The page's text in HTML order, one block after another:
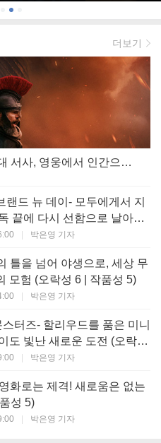
더보기
오디세이- IMAX로 부활한 고대 서사, 영웅에서 인간으로의 귀환 (오락성 9 | 작품성 9)
랜드 뉴 데이- 모두에게서 지
끝에 다시 선함으로 날아오
| 작품성 8)
박은영 기자
틀을 넘어 야생으로, 세상 무
모험 (오락성 6 | 작품성 5)
박은영 기자
터즈- 할리우드를 품은 미니
빛난 새로운 도전 (오락성
박은영 기자
화로는 제격! 새로움은 없는
성 5)
박은영 기자